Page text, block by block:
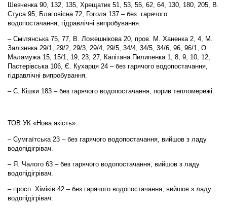
Шевченка 90, 132, 135, Хрещатик 51, 53, 55, 62, 64, 130, 180, 205, В.
Стуса 95, Благовісна 72, Гоголя 137 – без гарячого
водопостачання, гідравлічні випробування.
– Смілянська 75, 77, В. Ложешнікова 20, пров. М. Ханенка 2, 4, М.
Залізняка 29/1, 29/2, 29/3, 29/4, 29/5, 34/4, 34/5, 34/6, 96, 96/1, О.
Маламужа 15, 15/1, 19, 23, 27, Капітана Пилипенка 1, 8, 9, 10, 12,
Пастерівська 106, Є. Кухарця 24 – без гарячого водопостачання,
гідравлічні випробування.
– С. Кішки 183 – без гарячого водопостачання, порив тепломережі.
ТОВ УК «Нова якість»:
– Сумгаїтська 23 – без гарячого водопостачання, вийшов з ладу
водопідігрівач.
– Я. Чалого 63 – без гарячого водопостачання, вийшов з ладу
водопідігрівач.
– просп. Хіміків 42 – без гарячого водопостачання, вийшов з ладу
водопідігрівач.